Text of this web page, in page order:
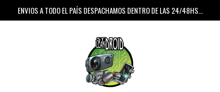
ENVIOS A TODO EL PAÍS DESPACHAMOS DENTRO DE LAS 24/48HS...